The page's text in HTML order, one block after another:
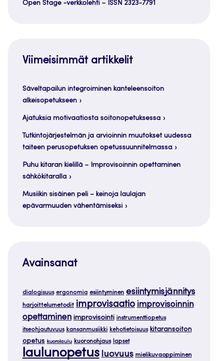
Open Stage -verkkolehti – ISSN 2323-7791
Viimeisimmät artikkelit
Säveltapailun integroiminen kanteleensoiton
alkeisopetukseen
Ajatuksia motivaatiosta soitonopetuksessa
Tutkintojärjestelmän ja arvioinnin muutokset uudessa
taiteen perusopetuksen opetussuunnitelmassa
Puhu kitaran kielillä – Improvisoinnin opettaminen
sähkökitaralla
Musiikin sisäinen peli – keinoja laulajan
epävarmuuden vähentämiseksi
Avainsanat
dialogisuus ergonomia esiintyminen esiintymisjännitys
harjoittelumetodit improvisaatio improvisoinnin
opettaminen improvisointi instrumenttiopetus
itseohjautuvuus kansanmusiikki kehotietoisuus kitaransoiton
opetus kuorolaulu kuoronohjaus lapset
laulunopetus luovuus mielikuvaoppiminen